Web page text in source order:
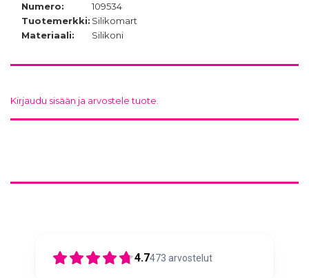
Numero:
109534
Tuotemerkki: Silikomart
Materiaali:
Silikoni
Kirjaudu sisään ja arvostele tuote.
4.7473 arvostelut